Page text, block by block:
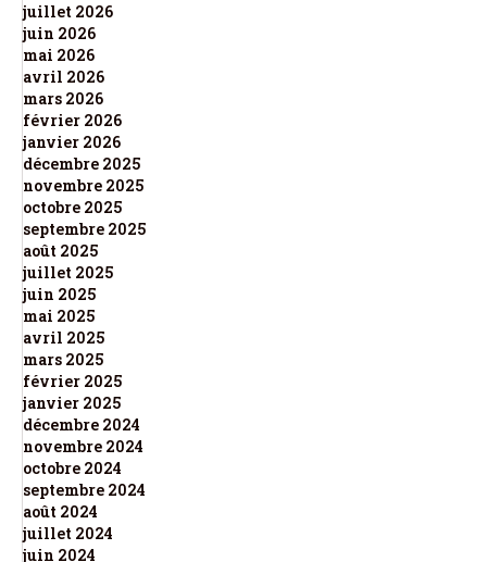
juillet 2026
juin 2026
mai 2026
avril 2026
mars 2026
février 2026
janvier 2026
décembre 2025
novembre 2025
octobre 2025
septembre 2025
août 2025
juillet 2025
juin 2025
mai 2025
avril 2025
mars 2025
février 2025
janvier 2025
décembre 2024
novembre 2024
octobre 2024
septembre 2024
août 2024
juillet 2024
juin 2024